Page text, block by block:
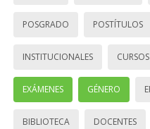
POSGRADO POSTÍTULOS
INSTITUCIONALES CURSOS
EXÁMENES GÉNERO
BIBLIOTECA DOCENTES